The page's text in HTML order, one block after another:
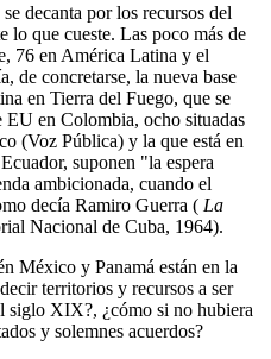
decanta por los recursos del
lo que cueste. Las poco más de
76 en América Latina y el
de concretarse, la nueva base
en Tierra del Fuego, que se
EU en Colombia, ocho situadas
(Voz Pública) y la que está en
suponen
la espera
ambicionada, cuando el
decía Ramiro Guerra ( La
Nacional de Cuba, 1964).
México y Panamá están en la
territorios y recursos a ser
siglo XIX?, ¿cómo si no hubiera
y solemnes acuerdos?